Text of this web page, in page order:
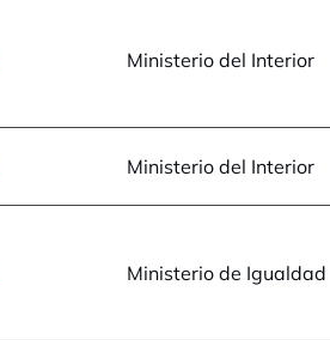
se abre en una pestaña nueva
Ministerio del Interior
se abre en una pestaña nueva
Ministerio del Interior
se abre en una pestaña nueva
Ministerio de Igualdad